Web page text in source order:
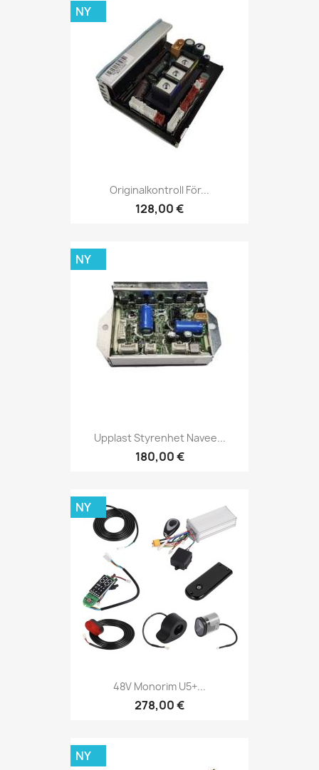
Originalkontroll För...
128,00 €
NY
Upplast Styrenhet Navee...
180,00 €
NY
48V Monorim U5+...
278,00 €
NY
NY